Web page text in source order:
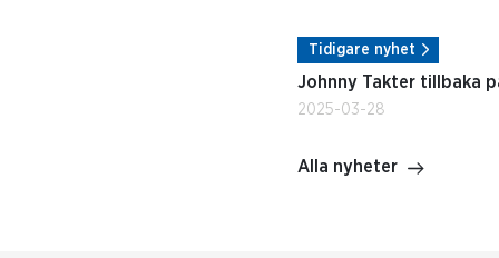
Tidigare nyhet
Johnny Takter tillbaka
2025-03-28
Alla nyheter